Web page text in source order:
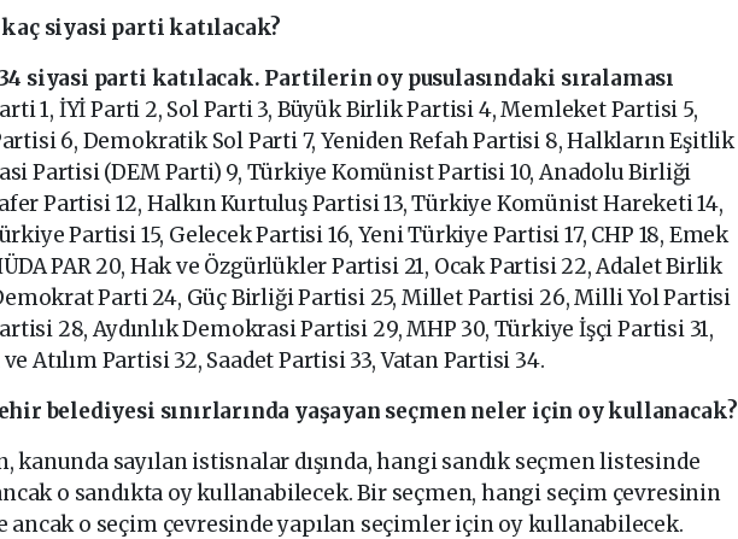
siyasi parti katılacak?
siyasi parti katılacak. Partilerin oy pusulasındaki sıralaması
1, İYİ Parti 2, Sol Parti 3, Büyük Birlik Partisi 4, Memleket Partisi 5,
6, Demokratik Sol Parti 7, Yeniden Refah Partisi 8, Halkların Eşitlik
Partisi (DEM Parti) 9, Türkiye Komünist Partisi 10, Anadolu Birliği
Partisi 12, Halkın Kurtuluş Partisi 13, Türkiye Komünist Hareketi 14,
Partisi 15, Gelecek Partisi 16, Yeni Türkiye Partisi 17, CHP 18, Emek
PAR 20, Hak ve Özgürlükler Partisi 21, Ocak Partisi 22, Adalet Birlik
Parti 24, Güç Birliği Partisi 25, Millet Partisi 26, Milli Yol Partisi
28, Aydınlık Demokrasi Partisi 29, MHP 30, Türkiye İşçi Partisi 31,
Atılım Partisi 32, Saadet Partisi 33, Vatan Partisi 34.
belediyesi sınırlarında yaşayan seçmen neler için oy kullanacak?
kanunda sayılan istisnalar dışında, hangi sandık seçmen listesinde
o sandıkta oy kullanabilecek. Bir seçmen, hangi seçim çevresinin
ancak o seçim çevresinde yapılan seçimler için oy kullanabilecek.